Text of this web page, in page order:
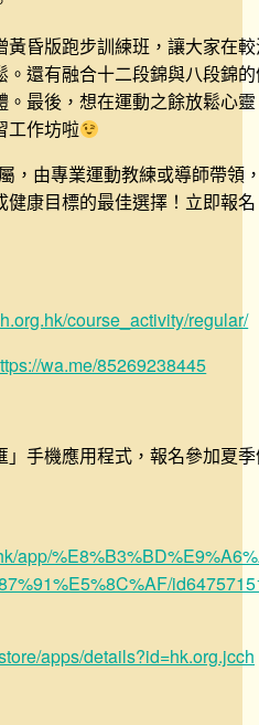
黃昏版跑步訓練班，讓大家在
。還有融合十二段錦與八段錦
。最後，想在運動之餘放鬆心
工作坊啦
，由專業運動教練或導師帶領
健康目標的最佳選擇！立即報
course_activity/regular/
wa.me/85269238445
」手機應用程式，報名參加夏
app/
apps/details?id=hk.org.jcch